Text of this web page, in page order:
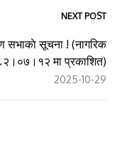
NEXT POST
सभाकाे सूचना ! (नागरिक
मा प्रकाशित)
2025-10-29